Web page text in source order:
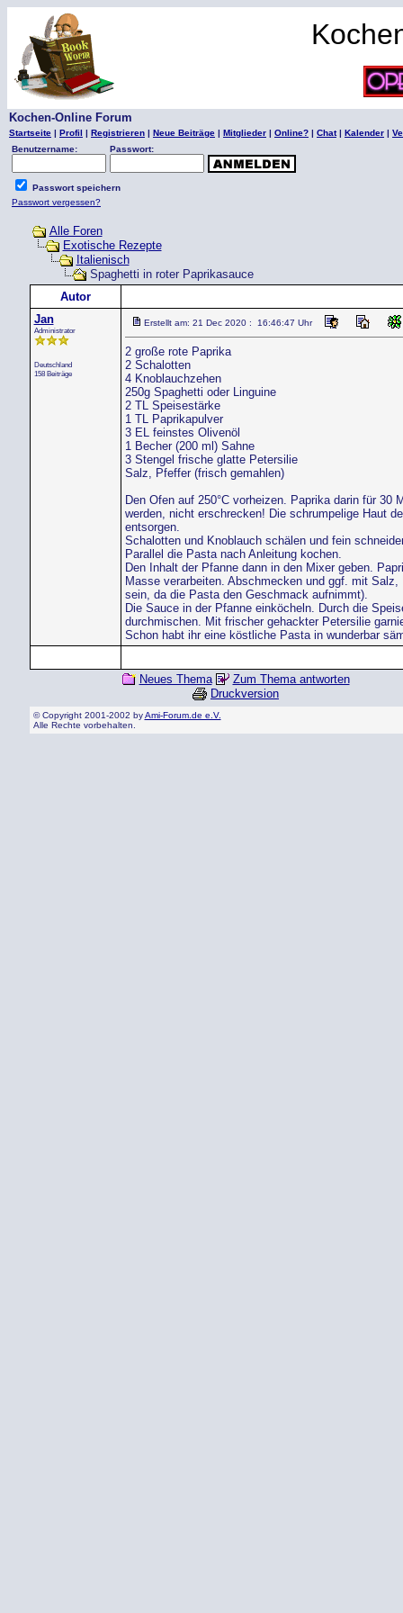
Kochen-Online Forum
Startseite | Profil | Registrieren | Neue Beiträge | Mitglieder | Online? | Chat| Kalender |
Benutzername:
Passwort:
Passwort speichern
Passwort vergessen?
Alle Foren
Exotische Rezepte
Italienisch
Spaghetti in roter Paprikasauce
Autor
Jan
Administrator
Deutschland
158 Beiträge
Erstellt am: 21 Dec 2020 : 16:46:47 Uhr
2 große rote Paprika
2 Schalotten
4 Knoblauchzehen
250g Spaghetti oder Linguine
2 TL Speisestärke
1 TL Paprikapulver
3 EL feinstes Olivenöl
1 Becher (200 ml) Sahne
3 Stengel frische glatte Petersilie
Salz, Pfeffer (frisch gemahlen)
Den Ofen auf 250°C vorheizen. Paprika darin für
werden, nicht erschrecken! Die schrumpelige Haut
entsorgen.
Schalotten und Knoblauch schälen und fein
Parallel die Pasta nach Anleitung kochen.
Den Inhalt der Pfanne dann in den Mixer geben.
Masse verarbeiten. Abschmecken und ggf. mit
sein, da die Pasta den Geschmack aufnimmt).
Die Sauce in der Pfanne einköcheln. Durch die
durchmischen. Mit frischer gehackter Petersilie
Schon habt ihr eine köstliche Pasta in wunderbar
Neues Thema
Zum Thema antworten
Druckversion
© Copyright 2001-2002 byAmi-Forum.de e.V.
Alle Rechte vorbehalten.